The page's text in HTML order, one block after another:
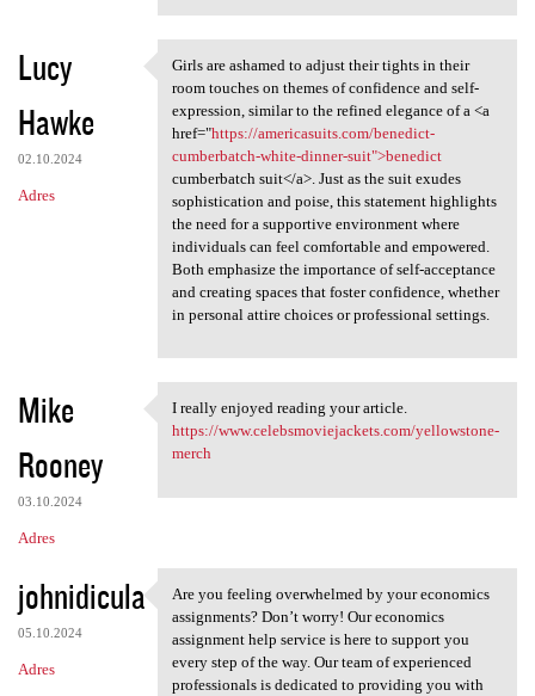
Lucy
Hawke
02.10.2024
Adres
Girls are ashamed to adjust
Girls are ashamed to adjust their tights in their
room touches on themes of confidence and self-
expression, similar to the refined elegance of a <a
href="https://americasuits.com/benedict-
cumberbatch-white-dinner-suit">benedict
cumberbatch suit</a>. Just as the suit exudes
sophistication and poise, this statement highlights
the need for a supportive environment where
individuals can feel comfortable and empowered.
Both emphasize the importance of self-acceptance
and creating spaces that foster confidence, whether
in personal attire choices or professional settings.
Mike
Rooney
03.10.2024
Adres
I really enjoyed reading your
I really enjoyed reading your article.
https://www.celebsmoviejackets.com/yellowstone-
merch
johnidicula
05.10.2024
Adres
Are you feeling overwhelmed
Are you feeling overwhelmed by your economics
assignments? Don’t worry! Our economics
assignment help service is here to support you
every step of the way. Our team of experienced
professionals is dedicated to providing you with